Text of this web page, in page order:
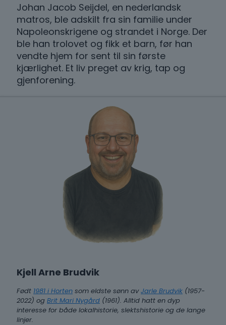
Johan Jacob Seijdel, en nederlandsk
matros, ble adskilt fra sin familie under
Napoleonskrigene og strandet i Norge. Der
ble han trolovet og fikk et barn, før han
vendte hjem for sent til sin første
kjærlighet. Et liv preget av krig, tap og
gjenforening.
Kjell Arne Brudvik
Født 1981 i Horten som eldste sønn avJarle Brudvik (1957-
2022) og Brit Mari Nygård (1961). Alltid hatt en dyp
interesse for både lokalhistorie, slektshistorie og de lange
linjer.